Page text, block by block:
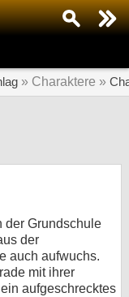
» Charaktere »
der Grundschule
der
auch aufwuchs.
mit ihrer
aufgeschrecktes